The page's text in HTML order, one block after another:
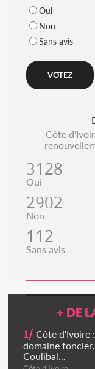
Oui
Non
Sans avis
Côte
3128
Oui
2902
Non
112
Sans avis
+ DE
1/ Côte d'Ivoire
domaine
Coulibal...